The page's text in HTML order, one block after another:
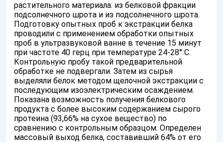
растительного материала: из белковой фракции
подсолнечного шрота и из подсолнечного шрота.
Подготовку опытных проб к экстракции белка
проводили с применением обработки опытных
проб в ультразвуковой ванне в течение 15 минут
при частоте 40 герц при температуре 24-28° С.
Контрольную пробу такой предварительной
обработке не подвергали. Затем из сырья
выделяли белок методом щелочной экстракции с
последующим изоэлектрическим осаждением.
Показана возможность получения белкового
продукта с более высоким содержанием сырого
протеина (93,66% на сухое вещество) по
сравнению с контрольным образцом. Определен
массовый выход белка, составивший 64% от его